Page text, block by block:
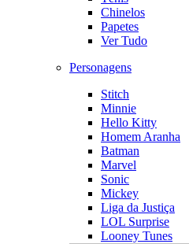
Chinelos
Papetes
Ver Tudo
Personagens
Stitch
Minnie
Hello Kitty
Homem Aranha
Batman
Marvel
Sonic
Mickey
Liga da Justiça
LOL Surprise
Looney Tunes